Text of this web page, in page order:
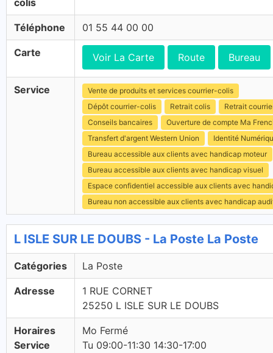
colis
Téléphone 01 55 44 00 00
Carte Voir La Carte Route Bureau
Service
Vente de produits et services courrier-colis
Dépôt courrier-colis
Retrait colis
Retrait
Conseils bancaires
Ouverture de compte Ma
Transfert d'argent Western Union
Identité
Bureau accessible aux clients avec handicap moteur
Bureau accessible aux clients avec handicap visuel
Espace confidentiel accessible aux clients avec
Bureau non accessible aux clients avec handicap
L ISLE SUR LE DOUBS - La Poste La Poste
Catégories La Poste
Adresse
1 RUE CORNET
25250 L ISLE SUR LE DOUBS
Horaires
Service
Mo Fermé
Tu 09:00-11:30 14:30-17:00